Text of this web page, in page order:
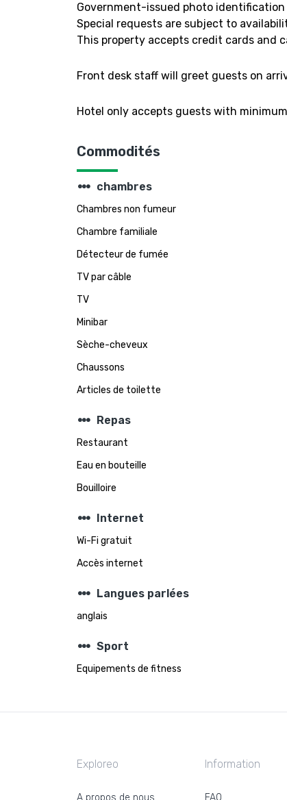
Government-issued photo
Special requests are subject to
This property accepts credit cards and
Front desk staff will greet guests on
Hotel only accepts guests with
Commodités
steppers chambres
Chambres non fumeur
Chambre familiale
Détecteur de fumée
TV par câble
TV
Minibar
Sèche-cheveux
Chaussons
Articles de toilette
steppers Repas
Restaurant
Eau en bouteille
Bouilloire
steppers Internet
Wi-Fi gratuit
Accès internet
steppers Langues parlées
anglais
steppers Sport
Equipements de fitness
Exploreo
A propos de nous
Information
FAQ